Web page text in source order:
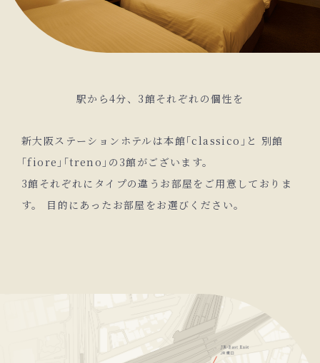
駅から4分、 3館それぞれの個性を
新大阪ステーションホテルは本館｢classico｣と 別館
｢fiore｣｢treno｣の3館がございます。
3館それぞれにタイプの違うお部屋をご用意しておりま
す。 目的にあったお部屋をお選びください。